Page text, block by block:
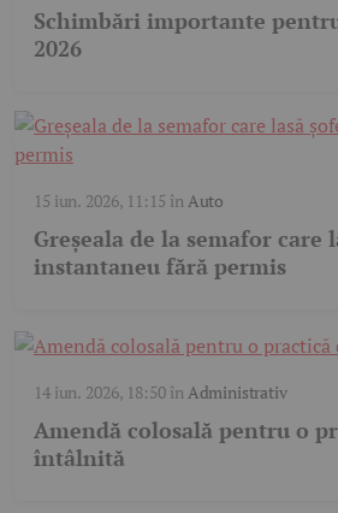
Schimbări importante
2026
15 iun. 2026, 11:15 în Auto
Greșeala de la semafor care
instantaneu fără permis
14 iun. 2026, 18:50în Administrativ
Amendă colosală pentru o
întâlnită